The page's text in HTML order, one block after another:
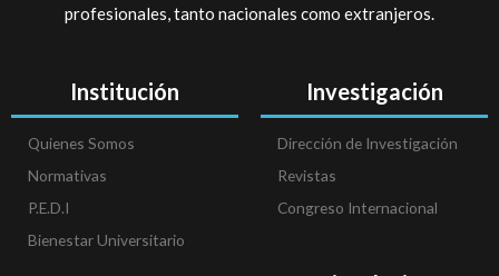
profesionales, tanto nacionales como extranjeros.
Institución
Quienes Somos
Normativas
P.E.D.I
Bienestar Universitario
Investigación
Dirección de Investigación
Revistas
Congreso Internacional